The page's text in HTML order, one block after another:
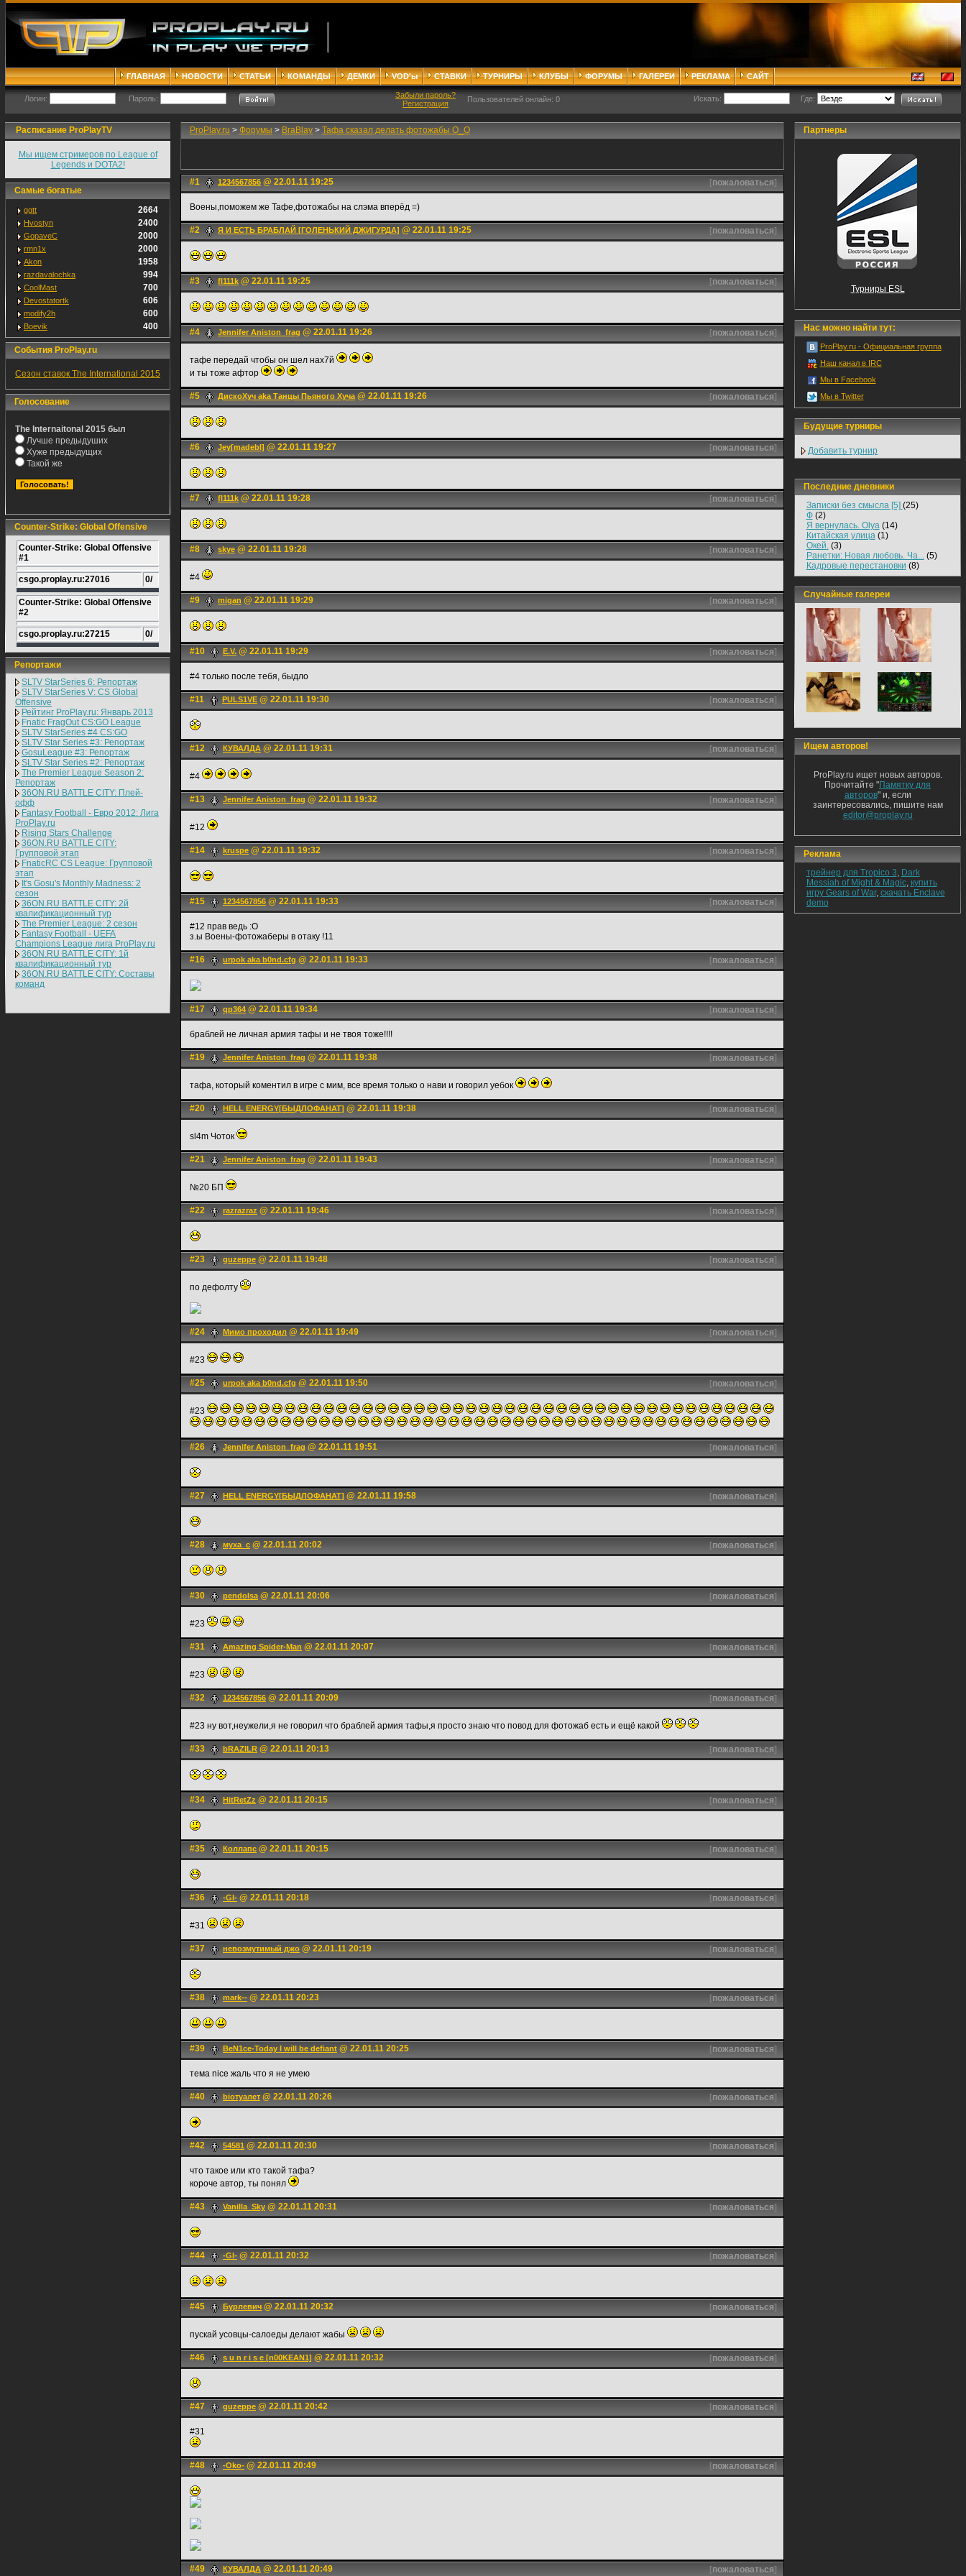
ГЛАВНАЯ НОВОСТИ СТАТЬИ КОМАНДЫ ДЕМКИ VOD'ы СТАВКИ ТУРНИРЫ КЛУБЫ ФОРУМЫ ГАЛЕРЕИ РЕКЛАМА САЙТ
Логин: Пароль:
Забыли пароль?
Регистрация
Пользователей онлайн: 0 Искать: Где:
Расписание ProPlayTV
Мы ищем стримеров по League of
Legends и DOTA2!
Самые богатые
ggtt 2664
Hvostyn 2400
GopaveC 2000
rmn1x 2000
Akon 1958
razdavalochka 994
CoolMast 700
Devostatortk 606
modify2h 600
Boevik 400
События ProPlay.ru
Сезон ставок The International 2015
Голосование
The Internaitonal 2015 был
Лучше предыдуших
Хуже предыдущих
Такой же
Counter-Strike: Global Offensive
Counter-Strike: Global Offensive
#1
csgo.proplay.ru:27016 0/
Counter-Strike: Global Offensive
#2
csgo.proplay.ru:27215 0/
Репортажи
SLTV StarSeries 6: Репортаж
SLTV StarSeries V: CS Global
Offensive
Рейтинг ProPlay.ru: Январь 2013
Fnatic FragOut CS:GO League
SLTV StarSeries #4 CS:GO
SLTV Star Series #3: Репортаж
GosuLeague #3: Репортаж
SLTV Star Series #2: Репортаж
The Premier League Season 2:
Репортаж
36ON.RU BATTLE CITY: Плей-
офф
Fantasy Football - Евро 2012: Лига
ProPlay.ru
Rising Stars Challenge
36ON.RU BATTLE CITY:
Групповой этап
FnaticRC CS League: Групповой
этап
It's Gosu's Monthly Madness: 2
сезон
36ON.RU BATTLE CITY: 2й
квалификационный тур
The Premier League: 2 cезон
Fantasy Football - UEFA
Champions League лига ProPlay.ru
36ON.RU BATTLE CITY: 1й
квалификационный тур
36ON.RU BATTLE CITY: Составы
команд
ProPlay.ru > Форумы > BraBlay > Тафа сказал делать фотожабы О_О
#1 1234567856 @ 22.01.11 19:25 [пожаловаться]
Воены,поможем же Тафе,фотожабы на слэма вперёд =)
#2 Я И ЕСТЬ БРАБЛАЙ [ГОЛЕНЬКИЙ ДЖИГУРДА] @ 22.01.11 19:25 [пожаловаться]
#3 fl111k @ 22.01.11 19:25 [пожаловаться]
#4 Jennifer Aniston_frag @ 22.01.11 19:26 [пожаловаться]
тафе передай чтобы он шел нах7й
и ты тоже афтор
#5 ДискоХуч aka Танцы Пьяного Хуча@ 22.01.11 19:26 [пожаловаться]
#6 Jey[madebl] @ 22.01.11 19:27 [пожаловаться]
#7 fl111k @ 22.01.11 19:28 [пожаловаться]
#8 skye @ 22.01.11 19:28 [пожаловаться]
#4
#9 migan @ 22.01.11 19:29 [пожаловаться]
#10 E.V. @ 22.01.11 19:29 [пожаловаться]
#4 только после тебя, быдло
#11 PULS1VE @ 22.01.11 19:30 [пожаловаться]
#12 КУВАЛДА @ 22.01.11 19:31 [пожаловаться]
#4
#13 Jennifer Aniston_frag @ 22.01.11 19:32 [пожаловаться]
#12
#14 kruspe @ 22.01.11 19:32 [пожаловаться]
#15 1234567856 @ 22.01.11 19:33 [пожаловаться]
#12 прав ведь :O
з.ы Воены-фотожаберы в отаку !11
#16 urpok aka b0nd.cfg @ 22.01.11 19:33 [пожаловаться]
#17 qp364 @ 22.01.11 19:34 [пожаловаться]
браблей не личная армия тафы и не твоя тоже!!!!
#19 Jennifer Aniston_frag @ 22.01.11 19:38 [пожаловаться]
тафа, который коментил в игре с мим, все время только о нави и говорил yeбок
#20 HELL ENERGY[БЫДЛОФАНАТ] @ 22.01.11 19:38 [пожаловаться]
sl4m Чоток
#21 Jennifer Aniston_frag @ 22.01.11 19:43 [пожаловаться]
№20 БП
#22 razrazraz @ 22.01.11 19:46 [пожаловаться]
#23 guzeppe @ 22.01.11 19:48 [пожаловаться]
по дефолту
#24 Мимо проходил @ 22.01.11 19:49 [пожаловаться]
#23
#25 urpok aka b0nd.cfg @ 22.01.11 19:50 [пожаловаться]
#23
#26 Jennifer Aniston_frag @ 22.01.11 19:51 [пожаловаться]
#27 HELL ENERGY[БЫДЛОФАНАТ] @ 22.01.11 19:58 [пожаловаться]
#28 муха_с @ 22.01.11 20:02 [пожаловаться]
#30 pendolsa@ 22.01.11 20:06 [пожаловаться]
#23
#31 Amazing Spider-Man @ 22.01.11 20:07 [пожаловаться]
#23
#32 1234567856 @ 22.01.11 20:09 [пожаловаться]
#23 ну вот,неужели,я не говорил что браблей армия тафы,я просто знаю что повод для фотожаб есть и ещё какой
#33 bRAZILR @ 22.01.11 20:13 [пожаловаться]
#34 HitRetZz @ 22.01.11 20:15 [пожаловаться]
#35 Коллапс @ 22.01.11 20:15 [пожаловаться]
#36 -Gl- @ 22.01.11 20:18 [пожаловаться]
#31
#37 невозмутимый джо @ 22.01.11 20:19 [пожаловаться]
#38 mark-- @ 22.01.11 20:23 [пожаловаться]
#39 BeN1ce-Today I will be defiant @ 22.01.11 20:25 [пожаловаться]
тема nice жаль что я не умею
#40 bioтуалет @ 22.01.11 20:26 [пожаловаться]
#42 54581 @ 22.01.11 20:30 [пожаловаться]
что такое или кто такой тафа?
короче автор, ты понял
#43 Vanilla_Sky @ 22.01.11 20:31 [пожаловаться]
#44 -Gl- @ 22.01.11 20:32 [пожаловаться]
#45 Бурлевич @ 22.01.11 20:32 [пожаловаться]
пускай усовцы-салоеды делают жабы
#46 s u n r i s e [n00KEAN1] @ 22.01.11 20:32 [пожаловаться]
#47 guzeppe @ 22.01.11 20:42 [пожаловаться]
#31
#48 -Oko- @ 22.01.11 20:49 [пожаловаться]
#49 КУВАЛДА @ 22.01.11 20:49 [пожаловаться]
Партнеры
Турниры ESL
Нас можно найти тут:
ProPlay.ru - Официальная группа
Наш канал в IRC
Мы в Facebook
Мы в Twitter
Будущие турниры
Добавить турнир
Последние дневники
Записки без смысла [5] (25)
Ф(2)
Я вернулась. Olya(14)
Китайская улица(1)
Окей.(3)
Ранетки: Новая любовь. Ча...(5)
Кадровые перестановки (8)
Случайные галереи
Ищем авторов!
ProPlay.ru ищет новых авторов.
Прочитайте "Памятку для
авторов" и, если
заинтересовались, пишите нам
editor@proplay.ru
Реклама
трейнер для Tropico 3, Dark
Messiah of Might & Magic, купить
игру Gears of War, скачать Enclave
demo